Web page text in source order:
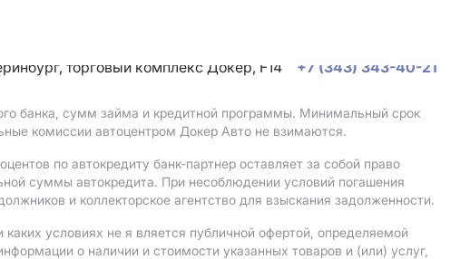
торговый комплекс Докер, F14
+7 (343) 343-40-21
банка, сумм займа и кредитной программы. Минимальный срок
комиссии автоцентром Докер Авто не взимаются.
по автокредиту банк-партнер оставляет за собой право
суммы автокредита. При несоблюдении условий погашения
и коллекторское агентство для взыскания задолженности.
условиях не я вляется публичной офертой, определяемой
о наличии и стоимости указанных товаров и (или) услуг,